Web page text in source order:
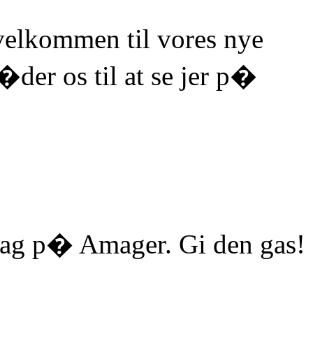
til vores nye
os til at se jer p�
p� Amager. Gi den gas!